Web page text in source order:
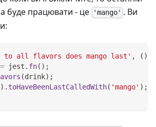
буде працювати - це
'mango' . Ви
to all flavors does mango last' , ( )
= jest . fn( ) ;
(drink) ;
) . toHaveBeenLastCalledWith( 'mango' ) ;